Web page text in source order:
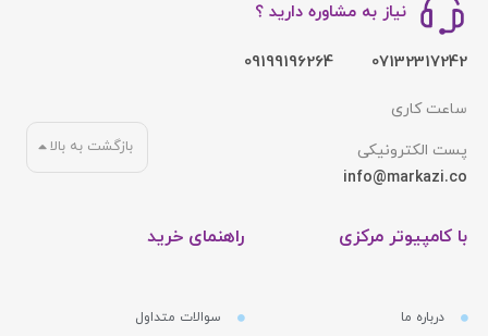
نیاز به مشاوره دارید ؟
07132317242
09199196264
ساعت کاری
پست الکترونیکی
info@markazi.co
با کامپیوتر مرکزی
درباره ما
راهنمای خرید
سوالات متداول
بازگشت به بالا